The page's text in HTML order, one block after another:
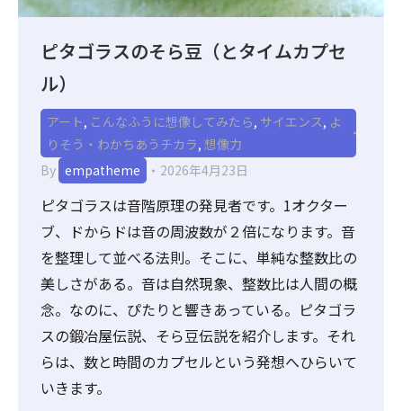
ピタゴラスのそら豆（とタイムカプセ
ル）
アート, こんなふうに想像してみたら, サイエンス, よ
りそう・わかちあうチカラ, 想像力
By empatheme 2026年4月23日
ピタゴラスは音階原理の発見者です。1オクター
ブ、ドからドは音の周波数が２倍になります。音
を整理して並べる法則。そこに、単純な整数比の
美しさがある。音は自然現象、整数比は人間の概
念。なのに、ぴたりと響きあっている。ピタゴラ
スの鍛冶屋伝説、そら豆伝説を紹介します。それ
らは、数と時間のカプセルという発想へひらいて
いきます。